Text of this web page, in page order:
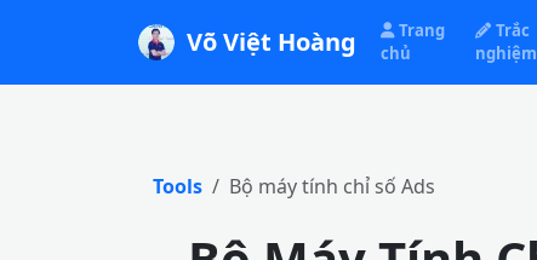
Võ Việt Hoàng
Trang
chủ
Trắc
nghiệm
Tools Bộ máy tính chỉ số Ads